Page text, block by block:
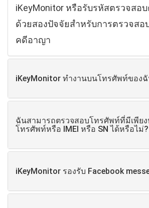
iKeyMonitor หรือรับรหัสตรวจสอ
ด้วยสองปัจจัยสําหรับการตรวจสอ
คดีอาญา
iKeyMonitor ทํางานบนโทรศัพท์ของ
ฉันสามารถตรวจสอบโทรศัพท์ที่มีเพียง
โทรศัพท์หรือ IMEI หรือ SN ได้หรือไม่?
iKeyMonitor รองรับ Facebook